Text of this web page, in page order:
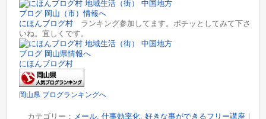
にほんブログ村 ランキング参加してます。ポチッとしてみて下さ
いね。宜しくです。
にほんブログ村
岡山県 ブログランキングへ
カテゴリー： メール, 仕事効率化, 好きな事ができるフリー講座｜